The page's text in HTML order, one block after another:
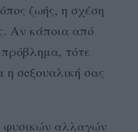
ζωής, η σχέση
Αν κάποια από
τότε
σeξουαλική σας
αλλαγών